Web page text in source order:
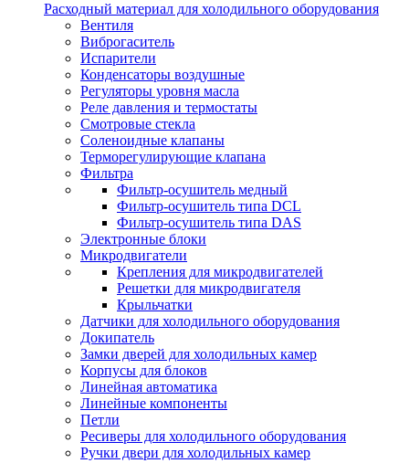
Расходный материал для холодильного оборудования
Вентиля
Виброгаситель
Испарители
Конденсаторы воздушные
Регуляторы уровня масла
Реле давления и термостаты
Смотровые стекла
Соленоидные клапаны
Терморегулирующие клапана
Фильтра
Фильтр-осушитель медный
Фильтр-осушитель типа DCL
Фильтр-осушитель типа DAS
Электронные блоки
Микродвигатели
Крепления для микродвигателей
Решетки для микродвигателя
Крыльчатки
Датчики для холодильного оборудования
Докипатель
Замки дверей для холодильных камер
Корпусы для блоков
Линейная автоматика
Линейные компоненты
Петли
Ресиверы для холодильного оборудования
Ручки двери для холодильных камер